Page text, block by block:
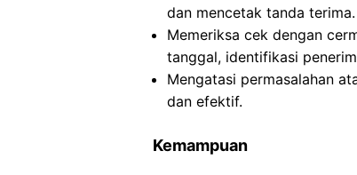
dan mencetak tanda terima.
Memeriksa cek dengan
tanggal, identifikasi
Mengatasi permasalahan
dan efektif.
Kemampuan